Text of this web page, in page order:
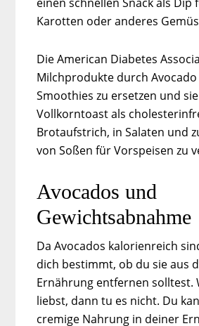
Karotten oder anderes
Die American Diabetes
Milchprodukte durch
Smoothies zu ersetzen und
Vollkorntoast als
Brotaufstrich, in Salaten und
von Soßen für Vorspeisen zu
Avocados und
Gewichtsabnahme
Da Avocados kalorienreich
dich bestimmt, ob du sie aus
Ernährung entfernen solltest.
liebst, dann tu es nicht. Du
cremige Nahrung in deiner